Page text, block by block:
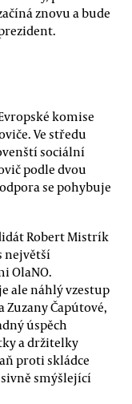
znovu a bude
komise
Ve středu
sociální
podle dvou
se pohybuje
Robert Mistrík
největší
OlaNO.
ale náhlý vzestup
Čapútové,
úspěch
a držitelky
proti skládce
smýšlející